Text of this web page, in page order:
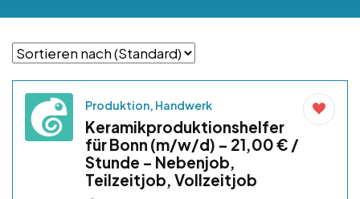
Produktion, Handwerk
Keramikproduktionshelfer
für Bonn (m/w/d) – 21,00 € /
Stunde – Nebenjob,
Teilzeitjob, Vollzeitjob